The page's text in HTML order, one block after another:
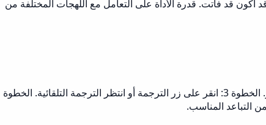
قد فاتت. قدرة الأداة على التعامل مع اللهجات المختلفة من
الخطوة 1: قم بزيارة موقع المترجم أو واجهة الأداة. الخطوة 2: اكتب أو الصق نصك من الإنجليزية القديمة في صندوق الإدخال على الجانب الأيسر. الخطوة 3: انقر على زر الترجمة أو انتظر الترجمة التلقائية. الخطوة